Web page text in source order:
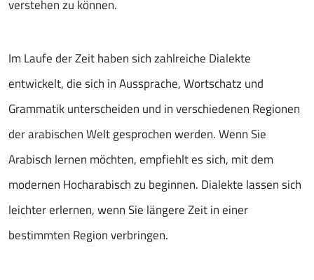
verstehen zu können.
Im Laufe der Zeit haben sich zahlreiche Dialekte
entwickelt, die sich in Aussprache, Wortschatz und
Grammatik unterscheiden und in verschiedenen Regionen
der arabischen Welt gesprochen werden. Wenn Sie
Arabisch lernen möchten, empfiehlt es sich, mit dem
modernen Hocharabisch zu beginnen. Dialekte lassen sich
leichter erlernen, wenn Sie längere Zeit in einer
bestimmten Region verbringen.